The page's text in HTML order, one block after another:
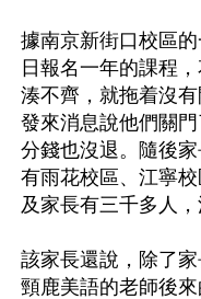
據南京新街口校區
日報名一年的課程
湊不齊，就拖着沒
發來消息說他們關
分錢也沒退。隨後
有雨花校區、江寧
及家長有三千多人，
該家長還說，除了
頸鹿美語的老師後